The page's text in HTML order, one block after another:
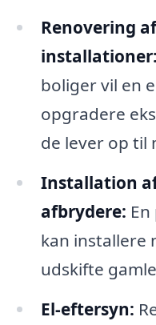
Renovering
installationer:
boliger vil en
opgradere
de lever op til
Installation
afbrydere:
kan installere
udskifte
El-eftersyn: